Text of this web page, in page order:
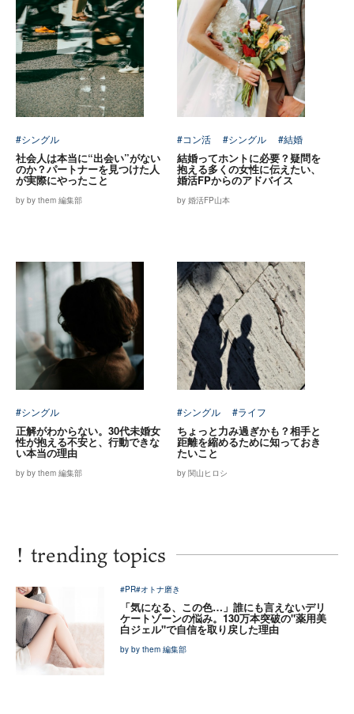
#シングル
社会人は本当に“出会い”がない
のか？パートナーを見つけた人
が実際にやったこと
by by them 編集部
#コン活 #シングル #結婚
結婚ってホントに必要？疑問を
抱える多くの女性に伝えたい、
婚活FPからのアドバイス
by 婚活FP山本
#シングル
正解がわからない。30代未婚女
性が抱える不安と、行動できな
い本当の理由
by by them 編集部
#シングル #ライフ
ちょっと力み過ぎかも？相手と
距離を縮めるために知っておき
たいこと
by 関山ヒロシ
! trending topics
#PR#オトナ磨き
「気になる、この色…」誰にも言えないデリ
ケートゾーンの悩み。130万本突破の"薬用美
白ジェル"で自信を取り戻した理由
by by them 編集部